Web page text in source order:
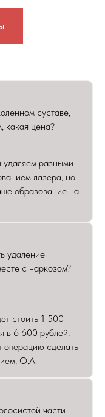
суставе,
какая цена?
разными
лазера, но
образование на
удаление
с наркозом?
стоить 1 500
в 6 600 рублей,
операцию сделать
О.А.
части